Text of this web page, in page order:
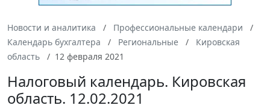
Новости и аналитика
Профессиональные календари
Календарь бухгалтера
Региональные
Кировская
область
12 февраля 2021
Налоговый календарь. Кировская
область. 12.02.2021